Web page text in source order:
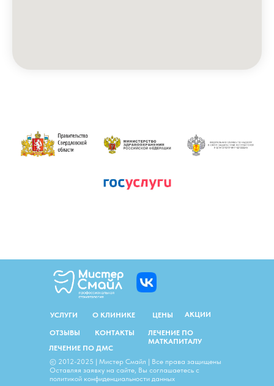
УСЛУГИ О КЛИНИКЕ ЦЕНЫ АКЦИИ
ОТЗЫВЫ
ЛЕЧЕНИЕ ПО
МАТКАПИТАЛУ
ЛЕЧЕНИЕ ПО ДМС
© 2012-2025 | Мистер Смайл | Все права защищены
Оставляя заявку на сайте, Вы соглашаетесь с
политикой конфиденциальности данных
КОНТАКТЫ